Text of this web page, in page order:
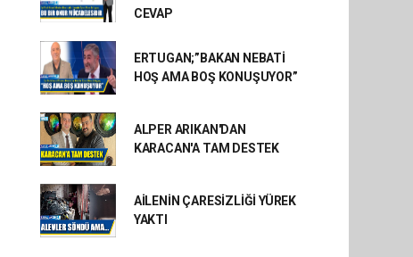
CEVAP
ERTUGAN;”BAKAN NEBATİ
HOŞ AMA BOŞ KONUŞUYOR”
ALPER ARIKAN'DAN
KARACAN'A TAM DESTEK
AİLENİN ÇARESİZLİĞİ YÜREK
YAKTI